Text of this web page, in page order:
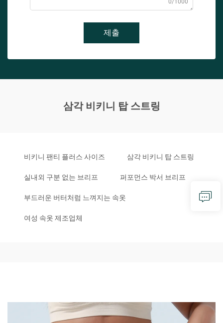
0/1000
제출
삼각 비키니 탑 스트링
비키니 팬티 플러스 사이즈 삼각 비키니 탑 스트링
실내외 구분 없는 브리프 퍼포먼스 박서 브리프
부드러운 버터처럼 느껴지는 속옷
여성 속옷 제조업체